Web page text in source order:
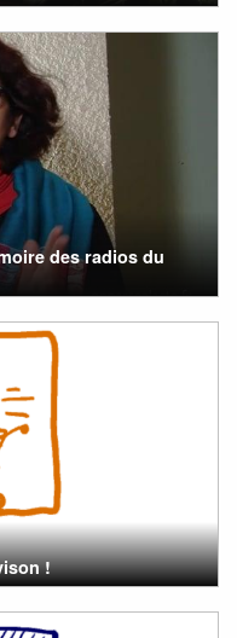
des radios du
!